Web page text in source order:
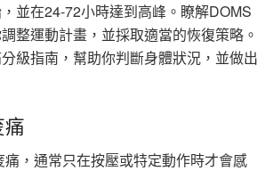
並在24-72小時達到高峰。瞭解DOMS
整運動計畫，並採取適當的恢復策略。
級指南，幫助你判斷身體狀況，並做出
痛，通常只在按壓或特定動作時才會感